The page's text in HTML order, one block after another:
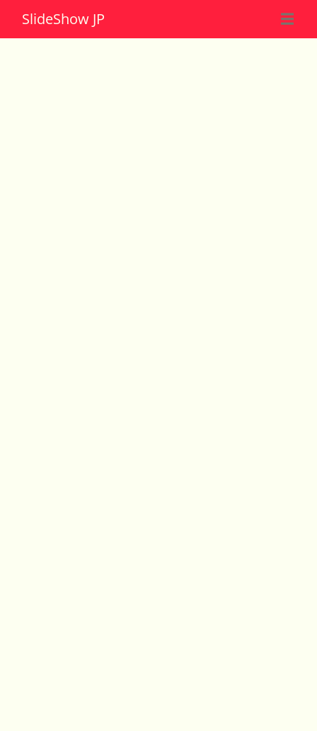
SlideShow JP ☰